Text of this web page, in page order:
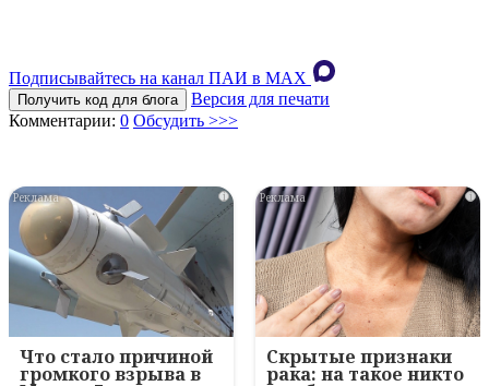
Подписывайтесь на канал ПАИ в MAХ
Получить код для блога
Версия для печати
Комментарии: 0 Обсудить >>>
i
Что стало причиной
громкого взрыва в
i
Скрытые признаки
рака: на такое никто